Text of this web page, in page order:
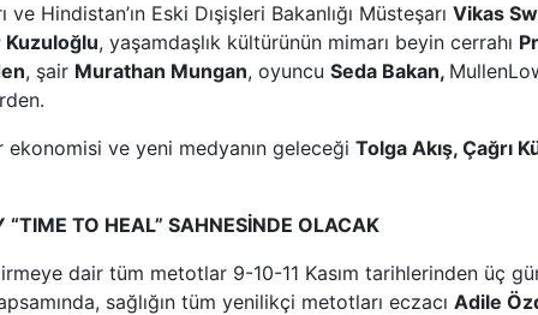
Hindistan’ın Eski Dışişleri Bakanlığı Müsteşarı Vikas
Kuzuloğlu, yaşamdaşlık kültürünün mimarı beyin cerrahı
, şair Murathan Mungan, oyuncu Seda Bakan,
ve yeni medyanın geleceği Tolga Akış, Çağrı
TO HEAL” SAHNESİNDE OLACAK
dair tüm metotlar 9-10-11 Kasım tarihlerinden üç
sağlığın tüm yenilikçi metotları eczacı Adile